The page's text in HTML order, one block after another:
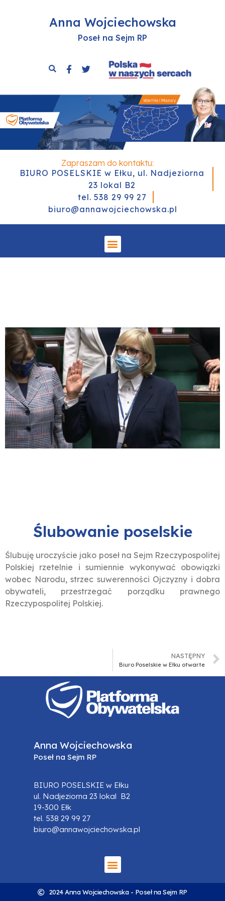
Anna Wojciechowska
Poseł na Sejm RP
Zapraszam do kontaktu:
BIURO POSELSKIE w Ełku, ul. Nadjeziorna
23 lokal B2
tel. 538 29 99 27
biuro@annawojciechowska.pl
Ślubowanie poselskie
Ślubuję uroczyście jako poseł na Sejm Rzeczypospolitej
Polskiej rzetelnie i sumiennie wykonywać obowiązki
wobec Narodu, strzec suwerenności Ojczyzny i dobra
obywateli, przestrzegać porządku prawnego
Rzeczypospolitej Polskiej.
NASTĘPNY
Biuro Poselskie w Ełku otwarte
Anna Wojciechowska
Poseł na Sejm RP
BIURO POSELSKIE w Ełku
ul. Nadjeziorna 23 lokal B2
19-300 Ełk
tel. 538 29 99 27
biuro@annawojciechowska.pl
2024 Anna Wojciechowska - Poseł na Sejm RP